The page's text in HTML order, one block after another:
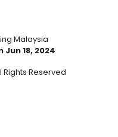
Malaysia
Jun 18, 2024
Reserved